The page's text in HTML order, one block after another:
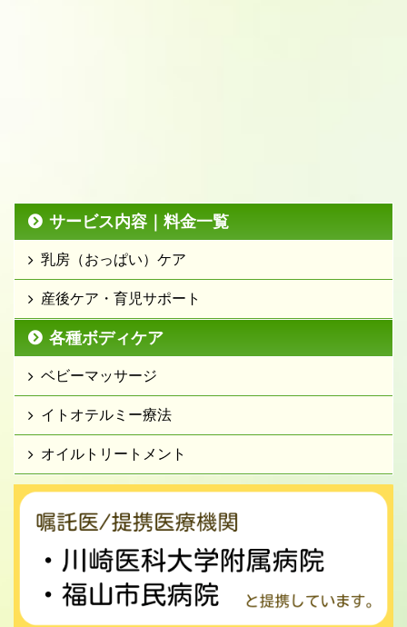
サービス内容｜料金一覧
乳房（おっぱい）ケア
産後ケア・育児サポート
各種ボディケア
ベビーマッサージ
イトオテルミー療法
オイルトリートメント